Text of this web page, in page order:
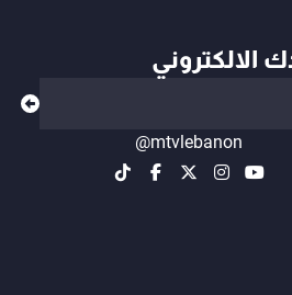
الالكتروني
@mtvlebanon